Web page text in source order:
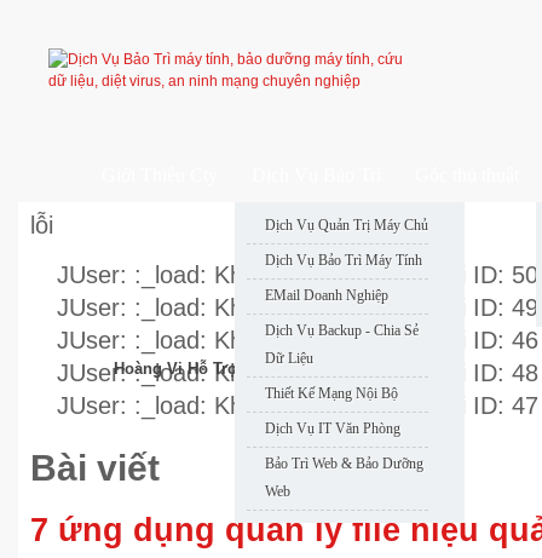
Dịch Vụ Quản Trị Máy Chủ
Dịch Vụ Bảo Trì Máy Tính
EMail Doanh Nghiệp
Dịch Vụ Backup - Chia Sẻ
Dữ Liệu
Thiết Kế Mạng Nội Bộ
Dịch Vụ IT Văn Phòng
Bảo Trì Web & Bảo Dưỡng
Web
lỗi
JUser: :_load: Không thể nạp user với ID: 50
JUser: :_load: Không thể nạp user với ID: 49
JUser: :_load: Không thể nạp user với ID: 46
JUser: :_load: Không thể nạp user với ID: 48
JUser: :_load: Không thể nạp user với ID: 47
Bài viết
7 ứng dụng quản lý file hiệu
Hoàng Vi Hỗ Trợ Nhanh